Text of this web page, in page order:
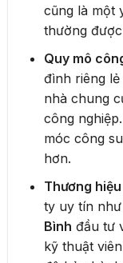
cũng là một
thường
Quy mô
đình riêng
nhà chung
công
móc công
hơn.
Thương
ty uy tín như
Bình đầu tư
kỹ thuật